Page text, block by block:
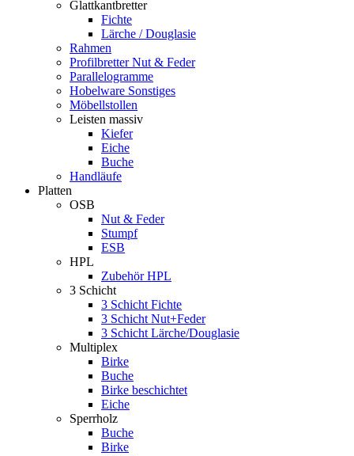
Glattkantbretter
Fichte
Lärche / Douglasie
Rahmen
Profilbretter Nut & Feder
Parallelogramme
Hobelware Sonstiges
Möbellstollen
Leisten massiv
Kiefer
Eiche
Buche
Handläufe
Platten
OSB
Nut & Feder
Stumpf
ESB
HPL
Zubehör HPL
3 Schicht
3 Schicht Fichte
3 Schicht Nut+Feder
3 Schicht Lärche/Douglasie
Multiplex
Birke
Buche
Birke beschichtet
Eiche
Sperrholz
Buche
Birke